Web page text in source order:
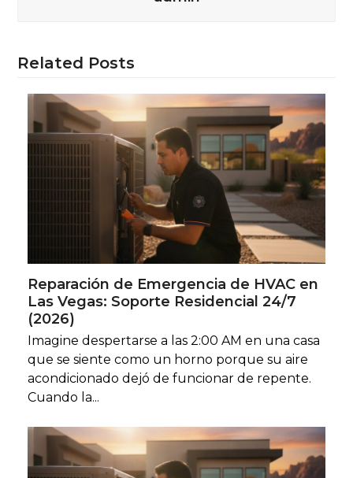
Related Posts
Reparación de Emergencia de HVAC en
Las Vegas: Soporte Residencial 24/7
(2026)
Imagine despertarse a las 2:00 AM en una casa
que se siente como un horno porque su aire
acondicionado dejó de funcionar de repente.
Cuando la...